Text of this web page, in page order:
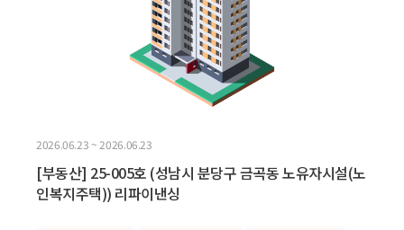
2026.06.23 ~ 2026.06.23
[부동산] 25-005호 (성남시 분당구 금곡동 노유자시설(노
인복지주택)) 리파이낸싱